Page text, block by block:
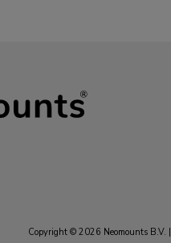
Copyright © 2026 Neomounts B.V. |